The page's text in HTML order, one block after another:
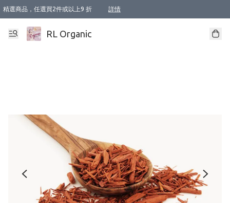
精選商品，任選買2件或以上9 折 詳情
XI周年優惠【新品自由選2件88折/3件85折】
XI周年優惠【Chakra 脈輪平衡自由選2件9折/3件85折/5件8折】
Florame 肌底自由選 2支9折 3支85折
XI周年優惠【蟲蟲退散 · 防衛結界﹞系列2件9折】
Sunki 任選2件95折
BIOFFICINA TOSCANA 任選2支9折 3支85折
Lamav 任選1件9折 2件85折
Mukti Organics 指定產品任選1件9折, 2件88折 3件85折
Intelligent Nutrients Skincare 任選2件9折
deodorant 任選2件88折
化妝品 任選2件95折
XI周年優惠【身心靈單品 任選2件9折/3件85折/5件8折】
XI周年優惠 【精油/香水 任選2件9折/3件85折/5件8折】
XI周年優惠【「關節到肌膚」全效養護 BODY OIL 組2件88折/3件85折】
XI周年優惠【夏日有機物理防曬套裝2件88折】
XI周年優惠【夏日潔面隨意選2件88折/3件85折】
XI周年優惠【逆齡奇蹟抗氧 11 自由選2件88折/3件85折/4件或以上8折】
新會員首次購物即享全單 95 折優惠！
成為VIP / VVIP 可享有生日月現金扣減獎賞優惠 !! 記得去賬户資料填上生日日期啦 !
選用順豐速運，滿$500 免運費
本地速遞 京東 送住宅/ 工商地址 $400 免運費
澳門訂單選用順豐速運，滿$800 免運費
RL Organic